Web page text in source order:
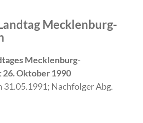
Mecklenburg-
Mecklenburg-
Oktober 1990
31.05.1991; Nachfolger Abg.